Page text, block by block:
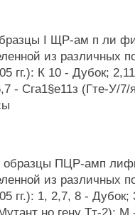
I ЩР-ам п ли
из различных
гг.): К 10 - Дубок;
- Сга1§е11з (Гте-У/
образцы ПЦР-амп
из различных
гг.): 1, 2,7, 8 -
но гену Тт-2); М